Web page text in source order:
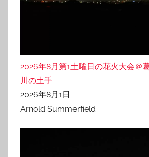
2026年8月第1土曜日の花火大会＠
川の土手
2026年8月1日
Arnold Summerfield